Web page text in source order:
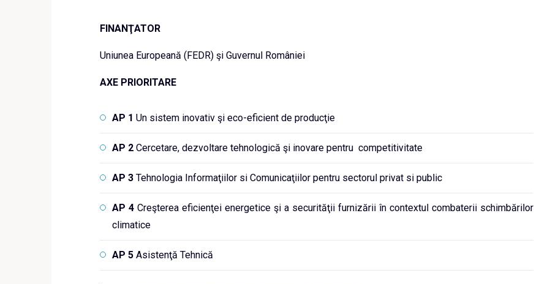
FINANŢATOR
Uniunea Europeană (FEDR) şi Guvernul României
AXE PRIORITARE
AP 1 Un sistem inovativ şi eco-eficient de producţie
AP 2 Cercetare, dezvoltare tehnologică şi inovare pentru competitivitate
AP 3 Tehnologia Informaţiilor si Comunicaţiilor pentru sectorul privat si public
AP 4 Creşterea eficienţei energetice şi a securităţii furnizării în contextul combaterii schimbărilor
climatice
AP 5 Asistenţă Tehnică